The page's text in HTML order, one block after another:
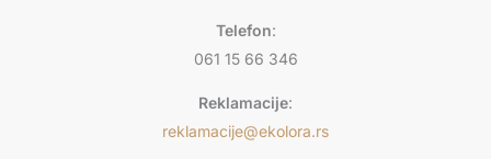
l
t
Telefon:
061 15 66 346
Reklamacije:
reklamacije@ekolora.rs